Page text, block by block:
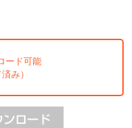
ード可能
み）